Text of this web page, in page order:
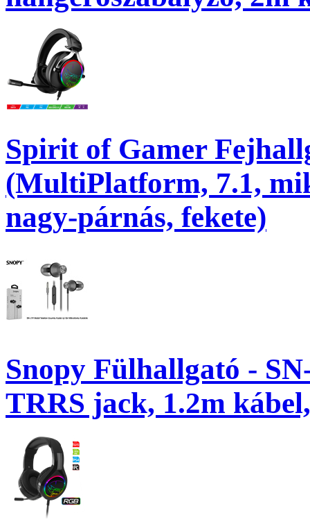
Spirit of Gamer
(MultiPlatform, 7.1,
nagy-párnás, fekete)
Snopy Fülhallgató -
TRRS jack, 1.2m